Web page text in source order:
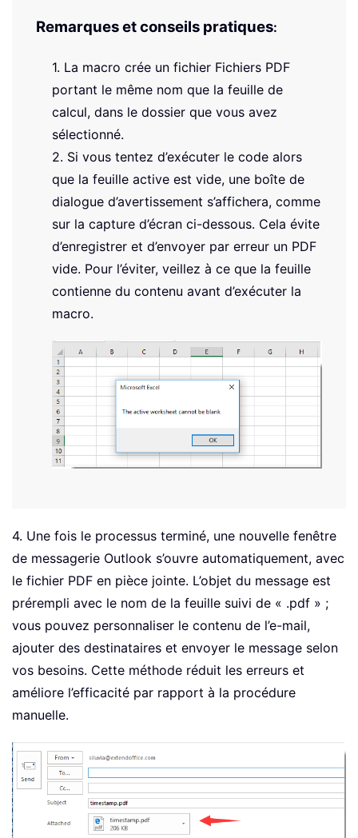
Set xUsedRng = xSht.
'Save as PDF file
    xSht
.ExportAsFixedFormat
'Create Outlook email
Set
xEmailObj = xOutlookObj
With xEmailObj
.Display
.To = ""
.CC = ""
.Subject = xSht.Name + ".pdf"
. Attachments .Add xFolder
End If
End With
Else
  MsgBox
"The active worksheet
Exit
End If
End Sub
Remarques et conseils pratiques:
1. La macro crée un fichier Fichiers PDF
portant le même nom que la feuille de
calcul, dans le dossier que vous avez
sélectionné.
2. Si vous tentez d’exécuter le code alors
que la feuille active est vide, une boîte de
dialogue d’avertissement s’affichera, comme
sur la capture d’écran ci-dessous. Cela évite
d’enregistrer et d’envoyer par erreur un PDF
vide. Pour l’éviter, veillez à ce que la feuille
contienne du contenu avant d’exécuter la
macro.
4. Une fois le processus terminé, une nouvelle fenêtre
de messagerie Outlook s’ouvre automatiquement, avec
le fichier PDF en pièce jointe. L’objet du message est
prérempli avec le nom de la feuille suivi de « .pdf » ;
vous pouvez personnaliser le contenu de l’e-mail,
ajouter des destinataires et envoyer le message selon
vos besoins. Cette méthode réduit les erreurs et
améliore l’efficacité par rapport à la procédure
manuelle.